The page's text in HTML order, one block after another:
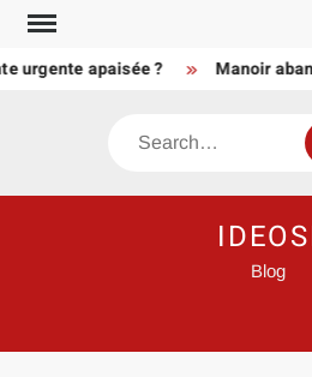
Skip
contentapaisée ? Manoir
Search
Blog